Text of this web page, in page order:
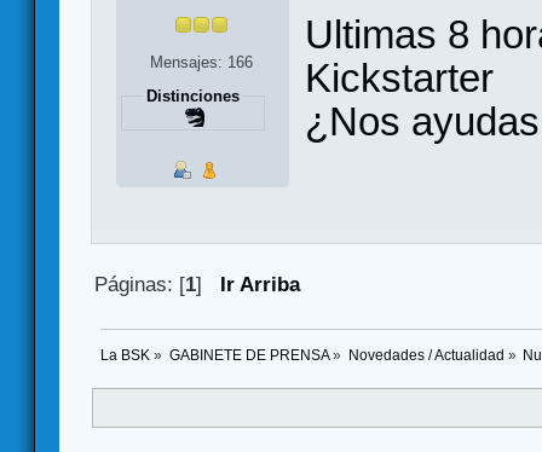
Mensajes: 166
Distinciones
Ultimas 8
Kickstarter
¿Nos
Páginas: [1] Ir Arriba
La BSK » GABINETE DE PRENSA» Novedades / Actualidad »